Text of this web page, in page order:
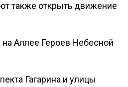
также открыть движение
Аллее Героев Небесной
Гагарина и улицы